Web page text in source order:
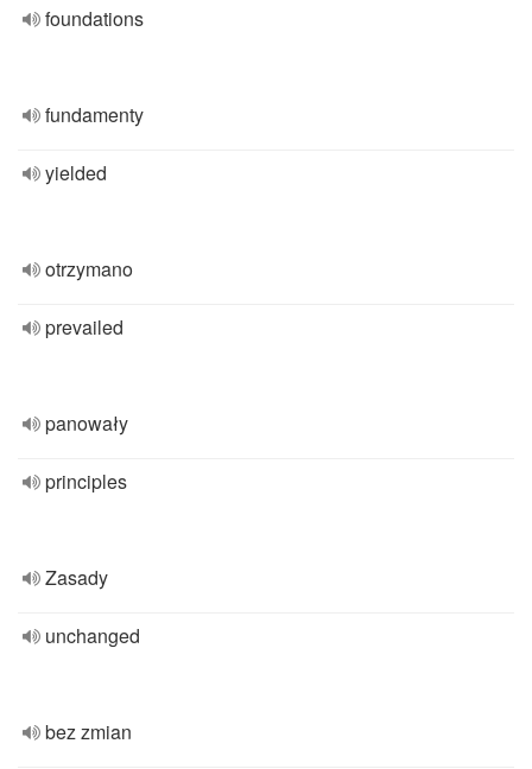
foundations
fundamenty
yielded
otrzymano
prevailed
panowały
principles
Zasady
unchanged
bez zmian